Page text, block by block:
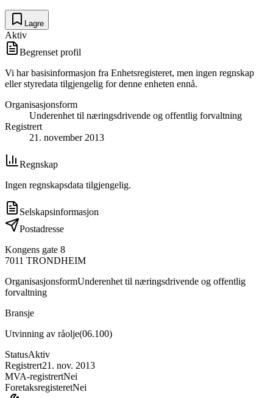
Lagre
Aktiv
Begrenset profil
Vi har basisinformasjon fra Enhetsregisteret, men ingen regnskap
eller styredata tilgjengelig for denne enheten ennå.
Organisasjonsform
Underenhet til næringsdrivende og offentlig forvaltning
Registrert
21. november 2013
Regnskap
Ingen regnskapsdata tilgjengelig.
Selskapsinformasjon
Postadresse
Kongens gate 8
7011 TRONDHEIM
OrganisasjonsformUnderenhet til næringsdrivende og offentlig
forvaltning
Bransje
Utvinning av råolje(06.100)
StatusAktiv
Registrert21. nov. 2013
MVA-registrertNei
ForetaksregisteretNei